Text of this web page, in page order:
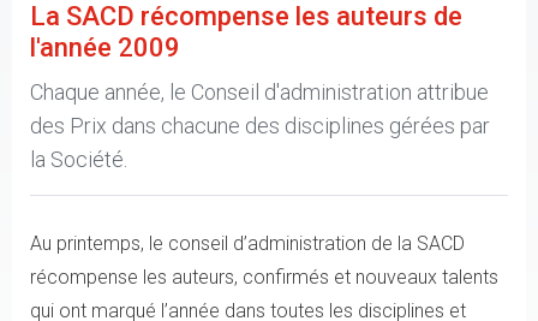
La SACD récompense les auteurs de
l'année 2009
Chaque année, le Conseil d'administration attribue
des Prix dans chacune des disciplines gérées par
la Société.
Au printemps, le conseil d’administration de la SACD
récompense les auteurs, confirmés et nouveaux talents
qui ont marqué l’année dans toutes les disciplines et